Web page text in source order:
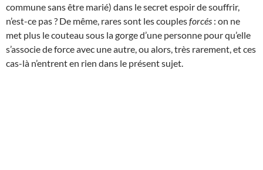
commune sans être marié) dans le secret espoir de souffrir,
n’est-ce pas ? De même, rares sont les couplesforcés : on ne
met plus le couteau sous la gorge d’une personne pour qu’elle
s’associe de force avec une autre, ou alors, très rarement, et ces
cas-là n’entrent en rien dans le présent sujet.